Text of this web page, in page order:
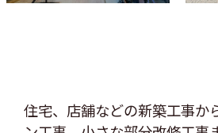
住宅、店舗などの新築工事か